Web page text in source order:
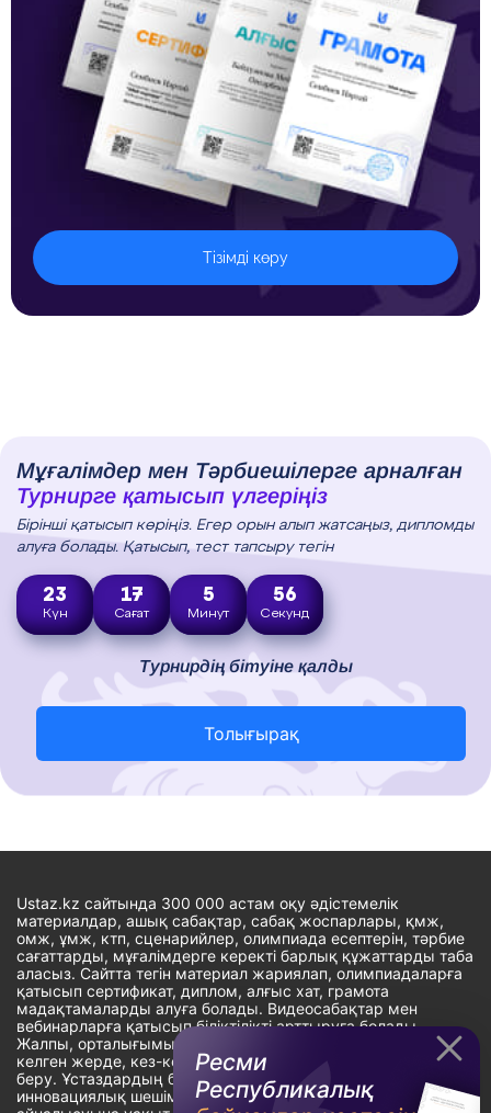
Ресми
Республикалық
Тізімді көру
Мұғалімдер мен Тәрбиешілерге арналған
Турнирге қатысып үлгеріңіз
Бірінші қатысып көріңіз. Егер орын алып жатсаңыз, дипломды
алуға болады. Қатысып, тест тапсыру тегін
23
Күн
17
Сағат
5
Минут
55
Секунд
Турнирдің бітуіне қалды
Толығырақ
Ustaz.kz сайтында 300 000 астам оқу әдістемелік
материалдар, ашық сабақтар, сабақ жоспарлары, қмж,
омж, ұмж, ктп, сценарийлер, олимпиада есептерін, тәрбие
сағаттарды, мұғалімдерге керекті барлық құжаттарды таба
аласыз. Сайтта тегін материал жариялап, олимпиадаларға
қатысып сертификат, диплом, алғыс хат, грамота
мадақтамаларды алуға болады. Видеосабақтар мен
вебинарларға қатысып біліктілікті арттыруға болады.
Жалпы, орталығымыздың басты мақсаты: ұстаздарға кез-
келген жерде, кез-келген уақытта білім алуына мүмкіндік
беру. Ұстаздардың барлық өзекті мәселелеріне
инновациялық шешім тауып, шығармашылық жұмыспен